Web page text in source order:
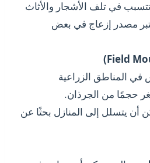
في تلف الأشجار والأثاث
مصدر إزعاج في بعض
في المناطق الزراعية
حجمًا من الجرذان.
أن يتسلل إلى المنازل بحثًا عن